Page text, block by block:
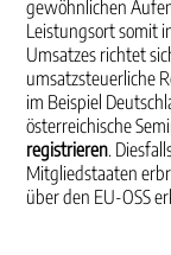
gewöhnlichen
Leistungsort somit
Umsatzes richtet
umsatzsteuerliche
im Beispiel
österreichische
registrieren.
Mitgliedstaaten
über den EU-OSS